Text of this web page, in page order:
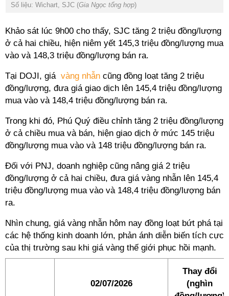
Số liệu: Wichart, SJC (Gia Ngọc tổng hợp)
Khảo sát lúc 9h00 cho thấy, SJC tăng 2 triệu đồng/lượng
ở cả hai chiều, hiện niêm yết 145,3 triệu đồng/lượng mua
vào và 148,3 triệu đồng/lượng bán ra.
Tại DOJI, giá vàng nhẫn cũng đồng loạt tăng 2 triệu
đồng/lượng, đưa giá giao dịch lên 145,4 triệu đồng/lượng
mua vào và 148,4 triệu đồng/lượng bán ra.
Trong khi đó, Phú Quý điều chỉnh tăng 2 triệu đồng/lượng
ở cả chiều mua và bán, hiện giao dịch ở mức 145 triệu
đồng/lượng mua vào và 148 triệu đồng/lượng bán ra.
Đối với PNJ, doanh nghiệp cũng nâng giá 2 triệu
đồng/lượng ở cả hai chiều, đưa giá vàng nhẫn lên 145,4
triệu đồng/lượng mua vào và 148,4 triệu đồng/lượng bán
ra.
Nhìn chung, giá vàng nhẫn hôm nay đồng loạt bứt phá tại
các hệ thống kinh doanh lớn, phản ánh diễn biến tích cực
của thị trường sau khi giá vàng thế giới phục hồi mạnh.
02/07/2026
Thay đổi
(nghìn